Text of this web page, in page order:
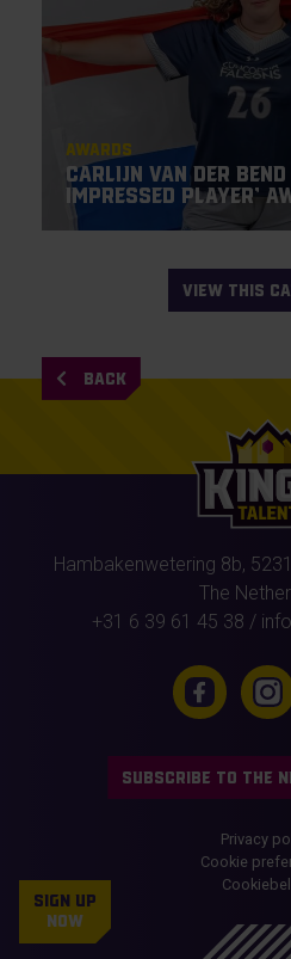
Awards
Carlijn van der
Impressed Player’
VIEW THIS
BACK
Hambakenwetering 8b,
The
+31 6 39 61 45 38 /
SUBSCRIBE TO THE
Privacy
Cookie
SIGN UP
NOW